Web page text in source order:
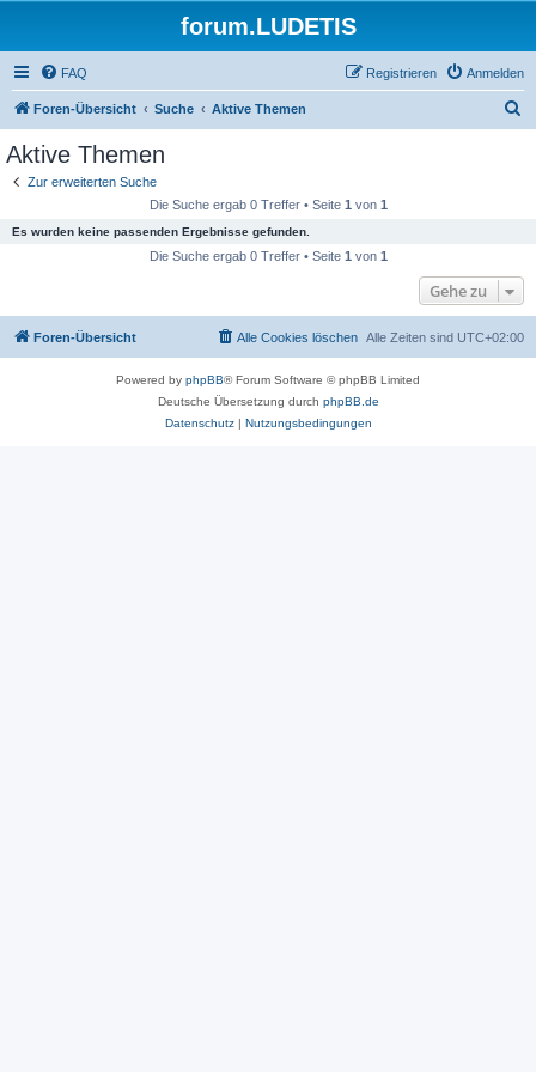
forum.LUDETIS
FAQ Anmelden
Registrieren
Foren-Übersicht Suche Aktive Themen
Aktive Themen
Zur erweiterten Suche
Die Suche ergab 0 Treffer • Seite 1 von 1
Es wurden keine passenden Ergebnisse gefunden.
Die Suche ergab 0 Treffer • Seite 1 von 1
Gehe zu
Foren-Übersicht Alle Zeiten sind UTC+02:00
Alle Cookies löschen
Powered by phpBB® Forum Software © phpBB Limited
Deutsche Übersetzung durch phpBB.de
Datenschutz| Nutzungsbedingungen